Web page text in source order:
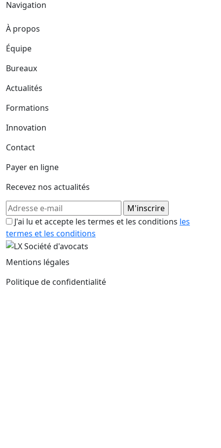
Navigation
À propos
Équipe
Bureaux
Actualités
Formations
Innovation
Contact
Payer en ligne
Recevez nos actualités
J'ai lu et accepte les termes et les conditions les
termes et les conditions
Mentions légales
Politique de confidentialité